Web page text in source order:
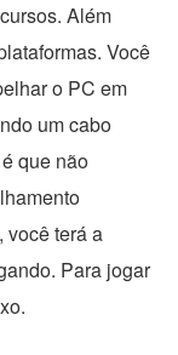
Além
Você
o PC em
um cabo
que não
você terá a
Para jogar